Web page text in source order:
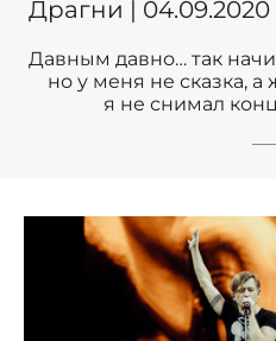
Драгни |
Давным давно… так
но у меня не сказка,
я не снимал